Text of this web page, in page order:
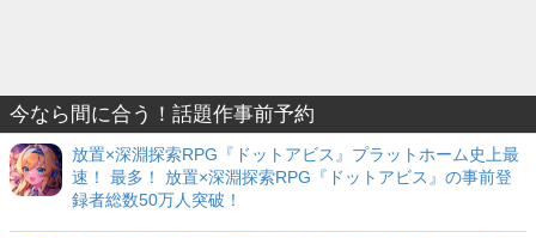
今なら間に合う！話題作事前予約
放置×深淵探索RPG『ドットアビス』プラットホーム史上最
速！ 最多！ 放置×深淵探索RPG『ドットアビス』の事前登
録者総数50万人突破！